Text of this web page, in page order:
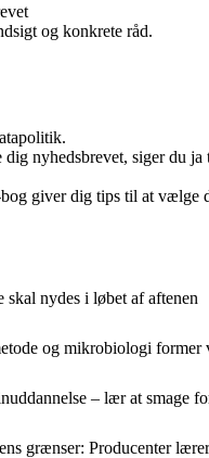
og konkrete råd.
nyhedsbrevet, siger du
giver dig tips til at vælge
skal nydes i løbet af aftenen
og mikrobiologi former
– lær at smage
grænser: Producenter